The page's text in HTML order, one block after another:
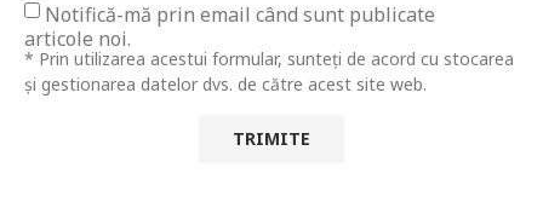
Notifică-mă prin email când sunt publicate
articole noi.
* Prin utilizarea acestui formular, sunteți de acord cu stocarea
și gestionarea datelor dvs. de către acest site web.